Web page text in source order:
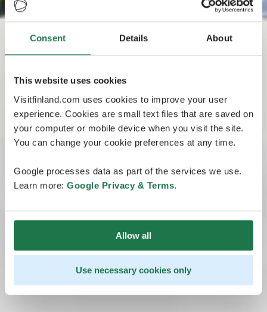
Consent Details About
This website uses cookies
Visitfinland.com uses cookies to improve your user
experience. Cookies are small text files that are saved on
your computer or mobile device when you visit the site.
You can change your cookie preferences at any time.
Google processes data as part of the services we use.
Learn more: Google Privacy & Terms.
Allow all
Use necessary cookies only